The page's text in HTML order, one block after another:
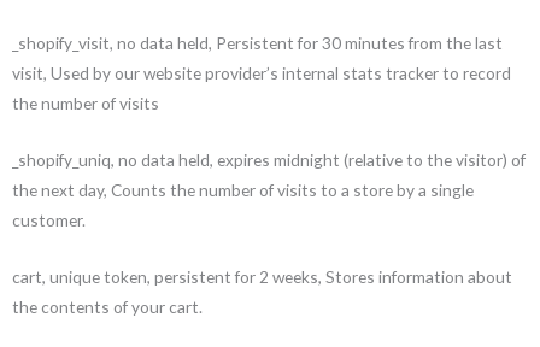
_shopify_visit, no data held, Persistent for 30 minutes from the last
visit, Used by our website provider’s internal stats tracker to record
the number of visits
_shopify_uniq, no data held, expires midnight (relative to the visitor) of
the next day, Counts the number of visits to a store by a single
customer.
cart, unique token, persistent for 2 weeks, Stores information about
the contents of your cart.